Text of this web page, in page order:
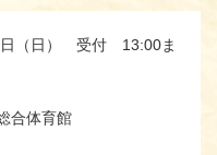
（日） 受付 13:00ま
体育館